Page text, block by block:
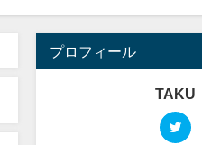
プロフィール
TAKU